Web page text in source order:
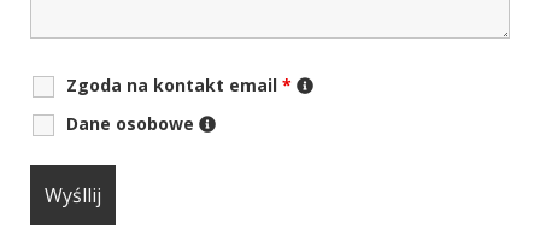
Zgoda na kontakt email *
Dane osobowe